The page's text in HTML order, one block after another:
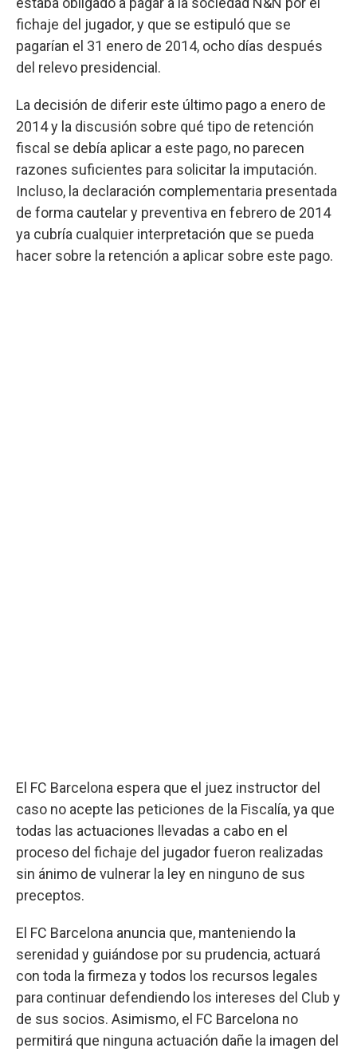
fichaje del jugador, y que se estipuló que se
pagarían el 31 enero de 2014, ocho días después
del relevo presidencial.
La decisión de diferir este último pago a enero de
2014 y la discusión sobre qué tipo de retención
fiscal se debía aplicar a este pago, no parecen
razones suficientes para solicitar la imputación.
Incluso, la declaración complementaria presentada
de forma cautelar y preventiva en febrero de 2014
ya cubría cualquier interpretación que se pueda
hacer sobre la retención a aplicar sobre este pago.
El FC Barcelona espera que el juez instructor del
caso no acepte las peticiones de la Fiscalía, ya que
todas las actuaciones llevadas a cabo en el
proceso del fichaje del jugador fueron realizadas
sin ánimo de vulnerar la ley en ninguno de sus
preceptos.
El FC Barcelona anuncia que, manteniendo la
serenidad y guiándose por su prudencia, actuará
con toda la firmeza y todos los recursos legales
para continuar defendiendo los intereses del Club y
de sus socios. Asimismo, el FC Barcelona no
permitirá que ninguna actuación dañe la imagen del